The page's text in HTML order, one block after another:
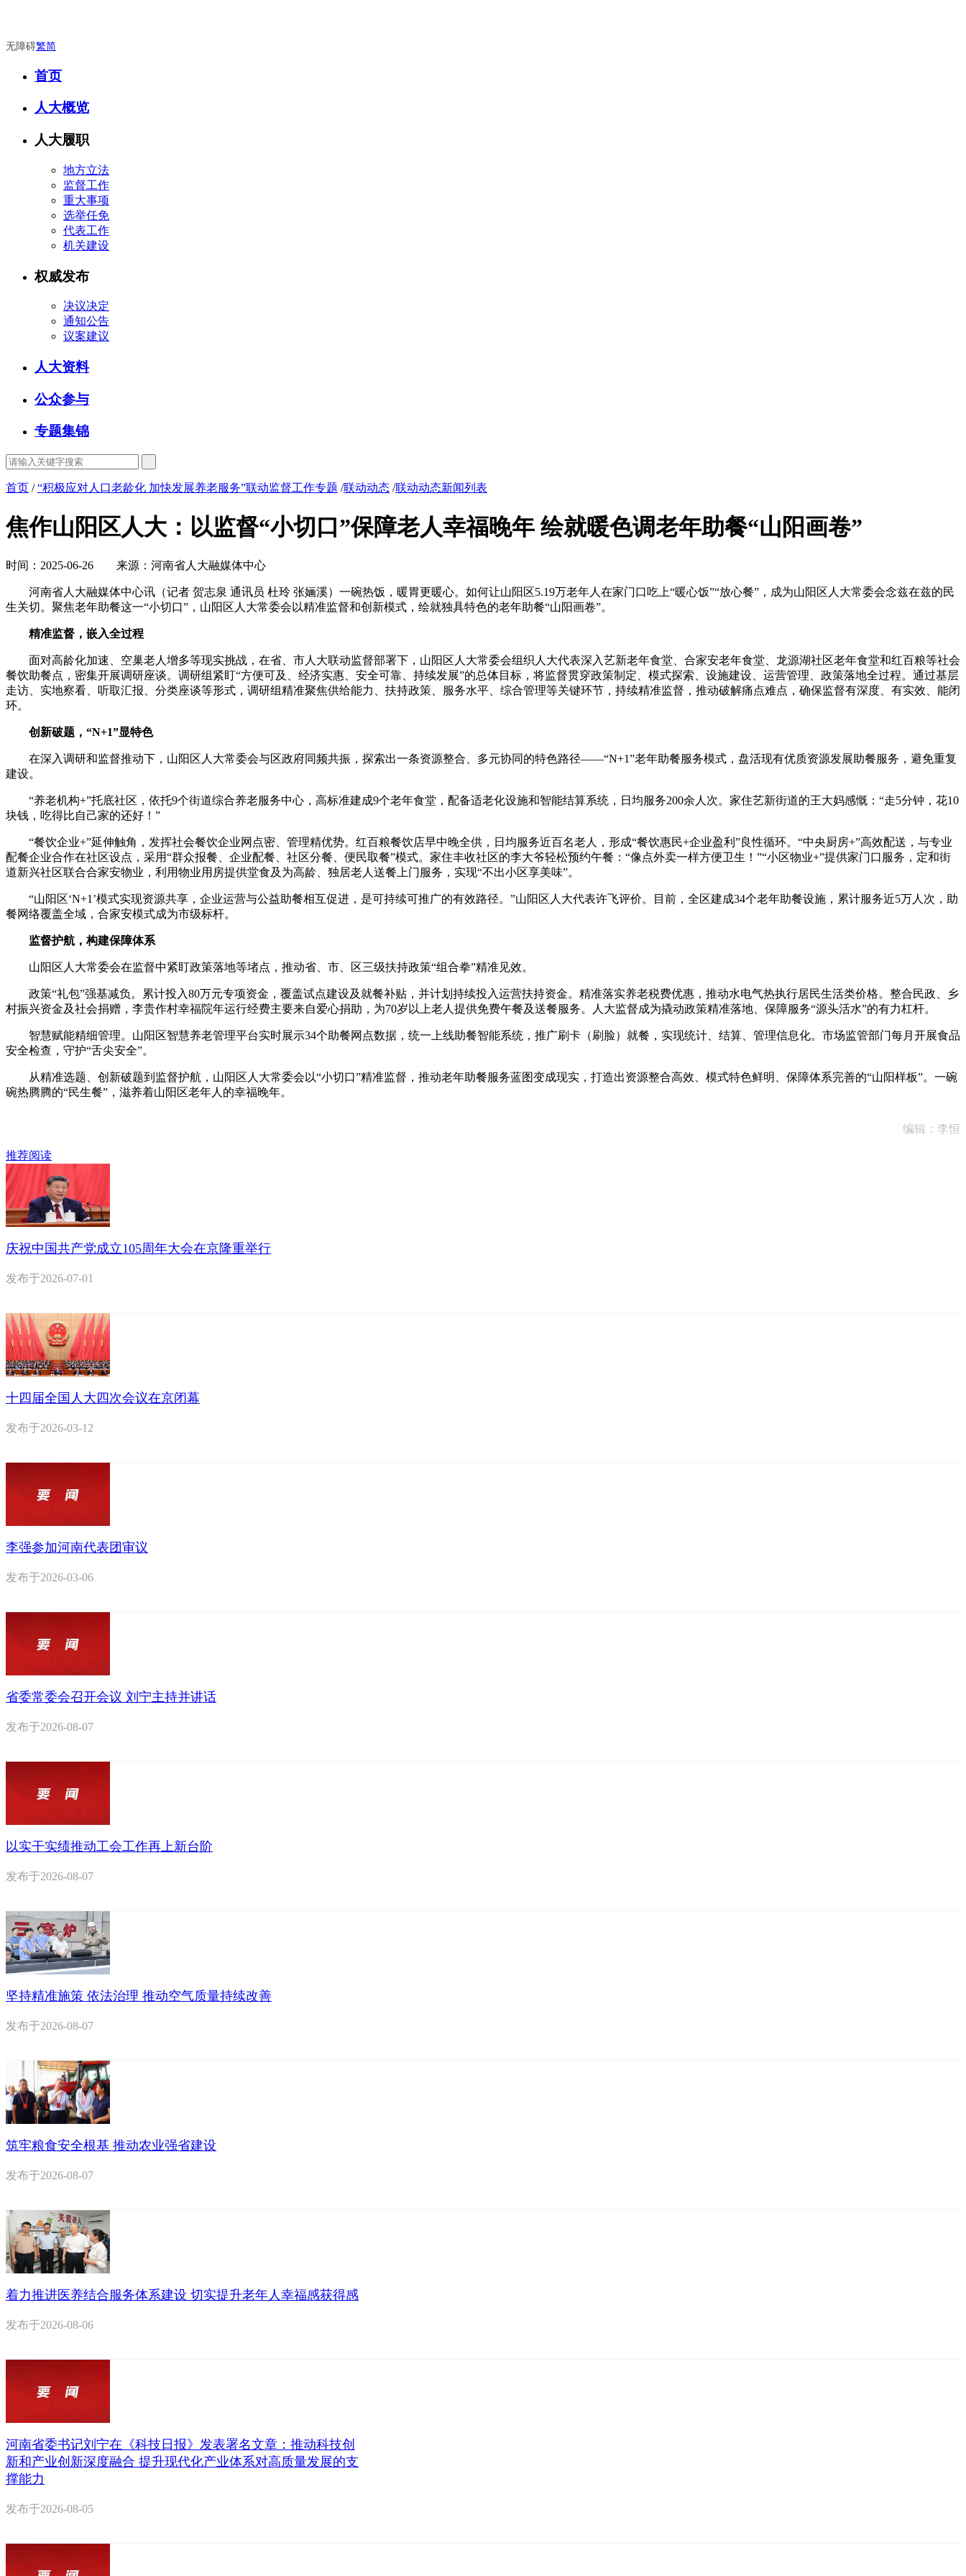
无障碍繁简
首页
人大概览
人大履职
地方立法
监督工作
重大事项
选举任免
代表工作
机关建设
权威发布
决议决定
通知公告
议案建议
人大资料
公众参与
专题集锦
首页 /“积极应对人口老龄化 加快发展养老服务”联动监督工作专题 /联动动态 /联动动态新闻列表
焦作山阳区人大：以监督“小切口”保障老人幸福晚年 绘就暖色调老年助餐“山阳画卷”
时间：2025-06-26 来源：河南省人大融媒体中心
河南省人大融媒体中心讯（记者 贺志泉 通讯员 杜玲 张婳溪）一碗热饭，暖胃更暖心。如何让山阳区5.19万老年人在家门口吃上“暖心饭”“放心餐”，成为山阳区人大常委会念兹在兹的民
生关切。聚焦老年助餐这一“小切口”，山阳区人大常委会以精准监督和创新模式，绘就独具特色的老年助餐“山阳画卷”。
精准监督，嵌入全过程
面对高龄化加速、空巢老人增多等现实挑战，在省、市人大联动监督部署下，山阳区人大常委会组织人大代表深入艺新老年食堂、合家安老年食堂、龙源湖社区老年食堂和红百粮等社会
餐饮助餐点，密集开展调研座谈。调研组紧盯“方便可及、经济实惠、安全可靠、持续发展”的总体目标，将监督贯穿政策制定、模式探索、设施建设、运营管理、政策落地全过程。通过基层
走访、实地察看、听取汇报、分类座谈等形式，调研组精准聚焦供给能力、扶持政策、服务水平、综合管理等关键环节，持续精准监督，推动破解痛点难点，确保监督有深度、有实效、能闭
环。
创新破题，“N+1”显特色
在深入调研和监督推动下，山阳区人大常委会与区政府同频共振，探索出一条资源整合、多元协同的特色路径——“N+1”老年助餐服务模式，盘活现有优质资源发展助餐服务，避免重复
建设。
“养老机构+”托底社区，依托9个街道综合养老服务中心，高标准建成9个老年食堂，配备适老化设施和智能结算系统，日均服务200余人次。家住艺新街道的王大妈感慨：“走5分钟，花10
块钱，吃得比自己家的还好！”
“餐饮企业+”延伸触角，发挥社会餐饮企业网点密、管理精优势。红百粮餐饮店早中晚全供，日均服务近百名老人，形成“餐饮惠民+企业盈利”良性循环。“中央厨房+”高效配送，与专业
配餐企业合作在社区设点，采用“群众报餐、企业配餐、社区分餐、便民取餐”模式。家住丰收社区的李大爷轻松预约午餐：“像点外卖一样方便卫生！”“小区物业+”提供家门口服务，定和街
道新兴社区联合合家安物业，利用物业用房提供堂食及为高龄、独居老人送餐上门服务，实现“不出小区享美味”。
“山阳区‘N+1’模式实现资源共享，企业运营与公益助餐相互促进，是可持续可推广的有效路径。”山阳区人大代表许飞评价。目前，全区建成34个老年助餐设施，累计服务近5万人次，助
餐网络覆盖全域，合家安模式成为市级标杆。
监督护航，构建保障体系
山阳区人大常委会在监督中紧盯政策落地等堵点，推动省、市、区三级扶持政策“组合拳”精准见效。
政策“礼包”强基减负。累计投入80万元专项资金，覆盖试点建设及就餐补贴，并计划持续投入运营扶持资金。精准落实养老税费优惠，推动水电气热执行居民生活类价格。整合民政、乡
村振兴资金及社会捐赠，李贵作村幸福院年运行经费主要来自爱心捐助，为70岁以上老人提供免费午餐及送餐服务。人大监督成为撬动政策精准落地、保障服务“源头活水”的有力杠杆。
智慧赋能精细管理。山阳区智慧养老管理平台实时展示34个助餐网点数据，统一上线助餐智能系统，推广刷卡（刷脸）就餐，实现统计、结算、管理信息化。市场监管部门每月开展食品
安全检查，守护“舌尖安全”。
从精准选题、创新破题到监督护航，山阳区人大常委会以“小切口”精准监督，推动老年助餐服务蓝图变成现实，打造出资源整合高效、模式特色鲜明、保障体系完善的“山阳样板”。一碗
碗热腾腾的“民生餐”，滋养着山阳区老年人的幸福晚年。
编辑：李恒
推荐阅读
庆祝中国共产党成立105周年大会在京隆重举行
发布于2026-07-01
十四届全国人大四次会议在京闭幕
发布于2026-03-12
李强参加河南代表团审议
发布于2026-03-06
省委常委会召开会议 刘宁主持并讲话
发布于2026-08-07
以实干实绩推动工会工作再上新台阶
发布于2026-08-07
坚持精准施策 依法治理 推动空气质量持续改善
发布于2026-08-07
筑牢粮食安全根基 推动农业强省建设
发布于2026-08-07
着力推进医养结合服务体系建设 切实提升老年人幸福感获得感
发布于2026-08-06
河南省委书记刘宁在《科技日报》发表署名文章：推动科技创
新和产业创新深度融合 提升现代化产业体系对高质量发展的支
撑能力
发布于2026-08-05